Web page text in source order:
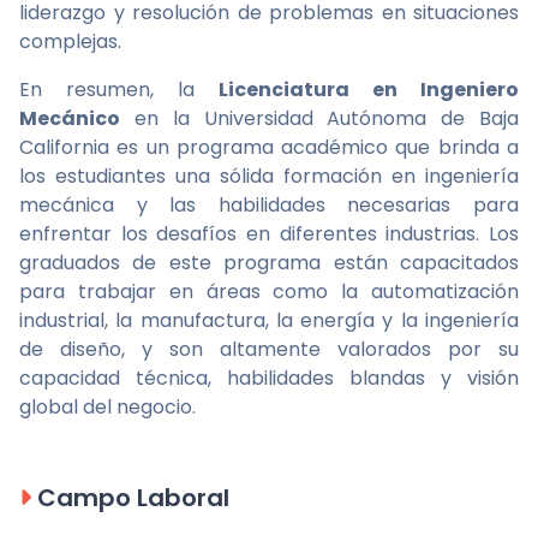
liderazgo y resolución de problemas en situaciones
complejas.
En resumen, la Licenciatura en Ingeniero
Mecánico en la Universidad Autónoma de Baja
California es un programa académico que brinda a
los estudiantes una sólida formación en ingeniería
mecánica y las habilidades necesarias para
enfrentar los desafíos en diferentes industrias. Los
graduados de este programa están capacitados
para trabajar en áreas como la automatización
industrial, la manufactura, la energía y la ingeniería
de diseño, y son altamente valorados por su
capacidad técnica, habilidades blandas y visión
global del negocio.
Campo Laboral